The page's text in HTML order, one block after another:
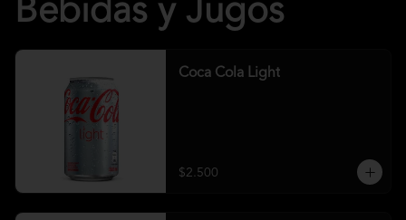
Bebidas y Jugos
Coca Cola Light
$2.500